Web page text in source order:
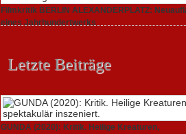
Filmkritik BERLIN ALEXANDERPLATZ:
eines Jahrhundertwerks
Letzte Beiträge
GUNDA (2020): Kritik. Heilige Kreaturen,